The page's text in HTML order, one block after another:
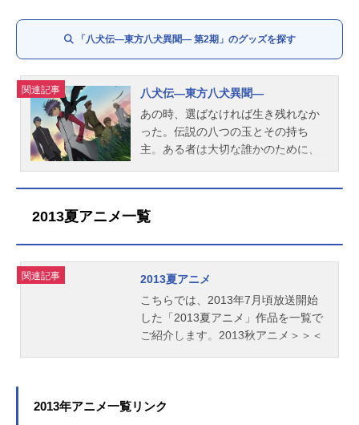
「八犬伝―東方八犬異聞― 第2期」のグッズを探す
関連記事
八犬伝—東方八犬異聞—
あの時、選ばなければ生き残れなか
った。伝説の八つの玉とその持ち
主。ある者は大切な誰かのために、
―。作品名八犬伝—東方八犬異聞—
（土）毎日放送ほか話数全13話キャ
原徹也犬川荘介（いぬかわそうす
け）：日野聡浜路（はまじ）：高垣
彩陽村雨（むらさめ）：岡本信彦犬
飼現八：前野智昭犬田小文吾：寺島
「八犬伝-東方八犬異聞-」総監督：ヤ
2013夏アニメ一覧
関連記事
2013夏アニメ
こちらでは、2013年7月頃放送開始
した「2013夏アニメ」作品を一覧で
ご紹介します。2013秋アニメ＞＞＜
2013年アニメ一覧リンク